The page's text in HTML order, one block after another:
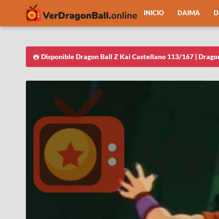
INICIO DAIMA
Disponible Dragon Ball Z Kai Castellano 113/167 |